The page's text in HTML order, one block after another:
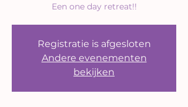
Een one day retreat!!
Registratie is afgesloten
Andere evenementen
bekijken